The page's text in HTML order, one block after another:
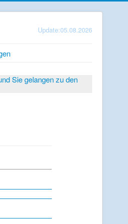
Update:05.08.2026
Sie gelangen zu den